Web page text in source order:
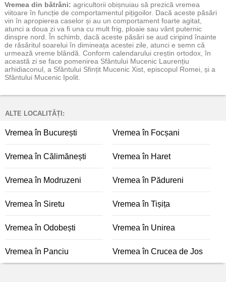
Vremea din bătrâni: agricultorii obișnuiau să prezică vremea
viitoare în funcție de comportamentul pițigoilor. Dacă aceste păsări
vin în apropierea caselor și au un comportament foarte agitat,
atunci a doua zi va fi una cu mult frig, ploaie sau vânt puternic
dinspre nord. În schimb, dacă aceste păsări se aud ciripind înainte
de răsăritul soarelui în dimineața acestei zile, atunci e semn că
urmează vreme blândă. Conform calendarului creștin ortodox, în
această zi se face pomenirea Sfântului Mucenic Laurențiu
arhidiaconul, a Sfântului Sfințit Mucenic Xist, episcopul Romei, și a
Sfântului Mucenic Ipolit.
ALTE LOCALITĂȚI:
Vremea în București Vremea în Focșani
Vremea în Călimănești Vremea în Haret
Vremea în Modruzeni Vremea în Pădureni
Vremea în Siretu Vremea în Tișița
Vremea în Odobești Vremea în Unirea
Vremea în Panciu Vremea în Crucea de Jos